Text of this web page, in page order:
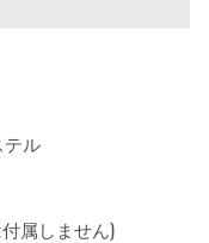
テル
属しません)